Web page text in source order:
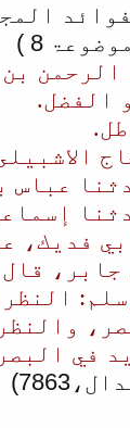
8 )
الرحمن
الفضل.
عباس
فديك،
جابر،
في البصر